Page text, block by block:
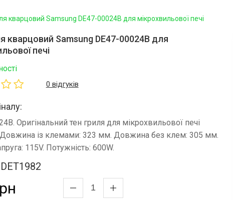
кварцовий Samsung DE47-00024B для мікрохвильової печі
кварцовий Samsung DE47-00024B для
печі
0 відгуків
Оригінальний тен гриля для мікрохвильової печі
Довжина із клемами: 323 мм. Довжина без клем: 305 мм.
115V. Потужність: 600W.
DET1982